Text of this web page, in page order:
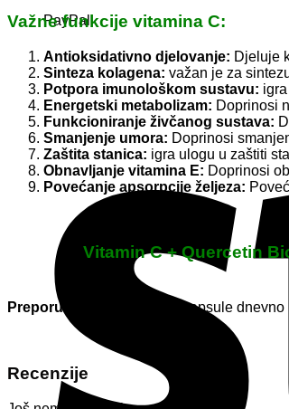
PayPal
Važne funkcije vitamina C:
Antioksidativno djelovanje: Djeluje
Sinteza kolagena: važan je za
Potpora imunološkom sustavu:
Energetski metabolizam: Doprinosi
Funkcioniranje živčanog sustava:
Smanjenje umora: Doprinosi
Zaštita stanica: igra ulogu u zaštiti
Obnavljanje vitamina E: Doprinosi
Povećanje apsorpcije željeza:
Vitamin C + Quercetin
Preporučena doza: Dvije kapsule dnevno
Recenzije